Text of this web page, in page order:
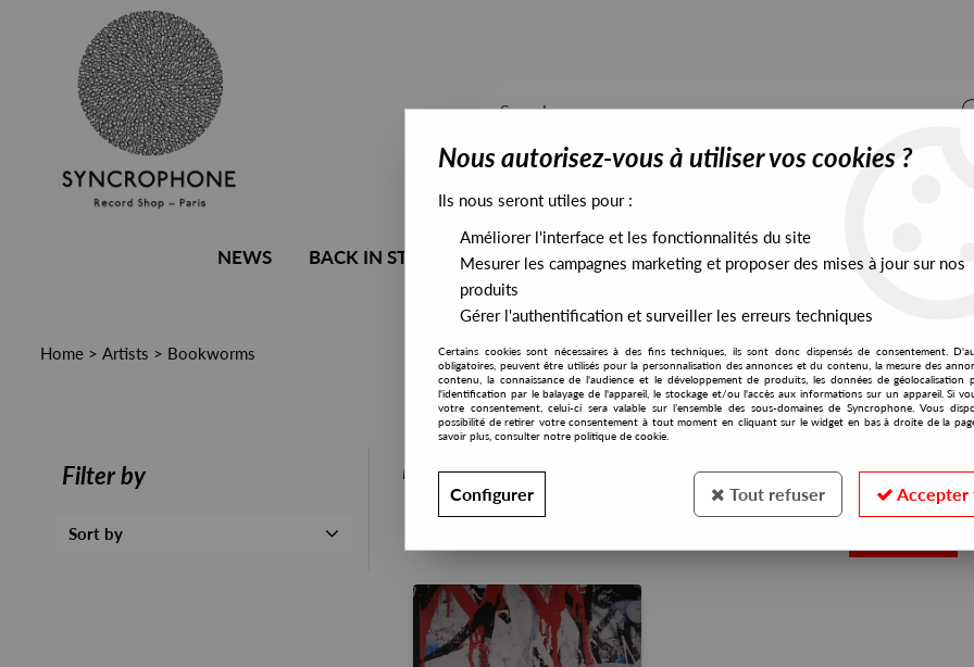
NEWS BACK IN STOCK ALL STOCK EXCLUSIVES PRESALES EXCLUSIVES
Home > Artists > Bookworms
Filter by
Sort by
PRESALES EXCLUSIVES
Nous autorisez-vous à utiliser vos cookies ?
Ils nous seront utiles pour :
Améliorer l'interface et les fonctionnalités du site
Mesurer les campagnes marketing et proposer des mises à jour sur nos
produits
Gérer l'authentification et surveiller les erreurs techniques
Certains cookies sont nécessaires à des fins techniques, ils sont donc dispensés de consentement.
obligatoires, peuvent être utilisés pour la personnalisation des annonces et du contenu, la mesure des
contenu, la connaissance de l'audience et le développement de produits, les données de géolocalisation
l'identification par le balayage de l'appareil, le stockage et/ou l'accès aux informations sur un appareil. Si
votre consentement, celui-ci sera valable sur l’ensemble des sous-domaines de Syncrophone. Vous
possibilité de retirer votre consentement à tout moment en cliquant sur le widget en bas à droite de la
savoir plus, consulter notre politique de cookie.
Configurer Tout refuser Accepter